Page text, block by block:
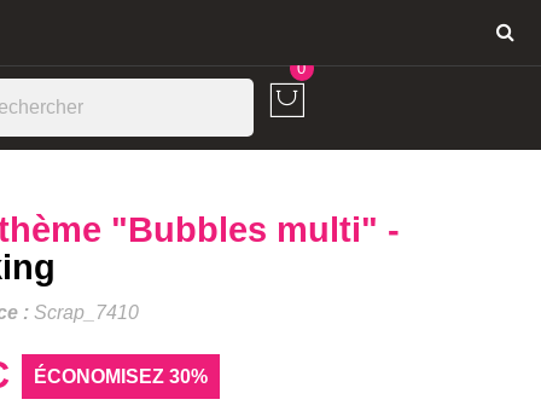
0
"Bubbles multi" -
: Scrap_7410
ÉCONOMISEZ 30%